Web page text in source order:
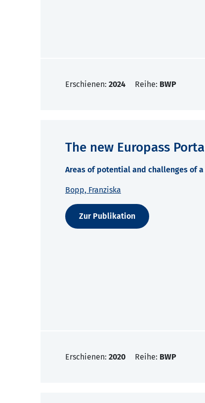
Erschienen: 2024 Reihe: BWP
The new Europass
Areas of potential and challenges of
Bopp, Franziska
Zur Publikation
Erschienen: 2020 Reihe: BWP